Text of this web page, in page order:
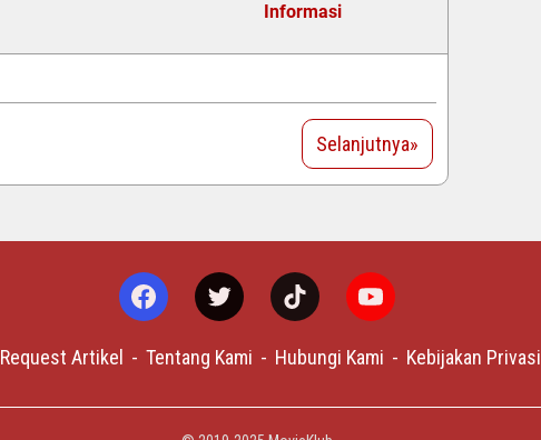
Informasi
Selanjutnya»
Request Artikel Tentang Kami Hubungi Kami Kebijakan Privasi